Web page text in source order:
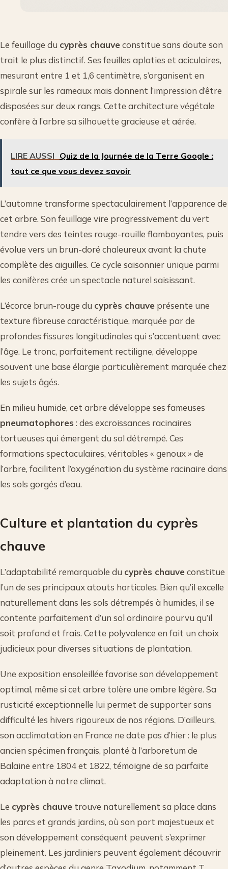
Le feuillage du cyprès chauveconstitue sans doute son
trait le plus distinctif. Ses feuilles aplaties et aciculaires,
mesurant entre 1 et 1,6 centimètre, s’organisent en
spirale sur les rameaux mais donnent l’impression d’être
disposées sur deux rangs. Cette architecture végétale
confère à l’arbre sa silhouette gracieuse et aérée.
LIRE AUSSI Quiz de la Journée de la Terre Google :
tout ce que vous devez savoir
L’automne transforme spectaculairement l’apparence de
cet arbre. Son feuillage vire progressivement du vert
tendre vers des teintes rouge-rouille flamboyantes, puis
évolue vers un brun-doré chaleureux avant la chute
complète des aiguilles. Ce cycle saisonnier unique parmi
les conifères crée un spectacle naturel saisissant.
L’écorce brun-rouge du cyprès chauve présente une
texture fibreuse caractéristique, marquée par de
profondes fissures longitudinales qui s’accentuent avec
l’âge. Le tronc, parfaitement rectiligne, développe
souvent une base élargie particulièrement marquée chez
les sujets âgés.
En milieu humide, cet arbre développe ses fameuses
pneumatophores : des excroissances racinaires
tortueuses qui émergent du sol détrempé. Ces
formations spectaculaires, véritables « genoux » de
l’arbre, facilitent l’oxygénation du système racinaire dans
les sols gorgés d’eau.
Culture et plantation du cyprès
chauve
L’adaptabilité remarquable du cyprès chauveconstitue
l’un de ses principaux atouts horticoles. Bien qu’il excelle
naturellement dans les sols détrempés à humides, il se
contente parfaitement d’un sol ordinaire pourvu qu’il
soit profond et frais. Cette polyvalence en fait un choix
judicieux pour diverses situations de plantation.
Une exposition ensoleillée favorise son développement
optimal, même si cet arbre tolère une ombre légère. Sa
rusticité exceptionnelle lui permet de supporter sans
difficulté les hivers rigoureux de nos régions. D’ailleurs,
son acclimatation en France ne date pas d’hier : le plus
ancien spécimen français, planté à l’arboretum de
Balaine entre 1804 et 1822, témoigne de sa parfaite
adaptation à notre climat.
Le cyprès chauve trouve naturellement sa place dans
les parcs et grands jardins, où son port majestueux et
son développement conséquent peuvent s’exprimer
pleinement. Les jardiniers peuvent également découvrir